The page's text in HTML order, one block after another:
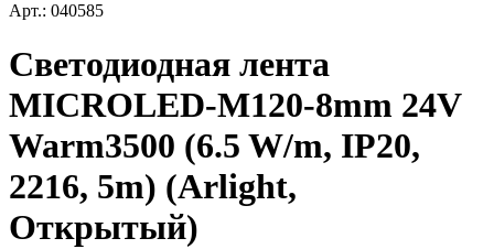
Арт.: 040585
Светодиодная лента
MICROLED-M120-8mm 24V
Warm3500 (6.5 W/m, IP20,
2216, 5m) (Arlight,
Открытый)